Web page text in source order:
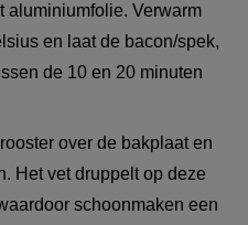
aluminiumfolie. Verwarm
en laat de bacon/spek,
de 10 en 20 minuten
over de bakplaat en
Het vet druppelt op deze
schoonmaken een